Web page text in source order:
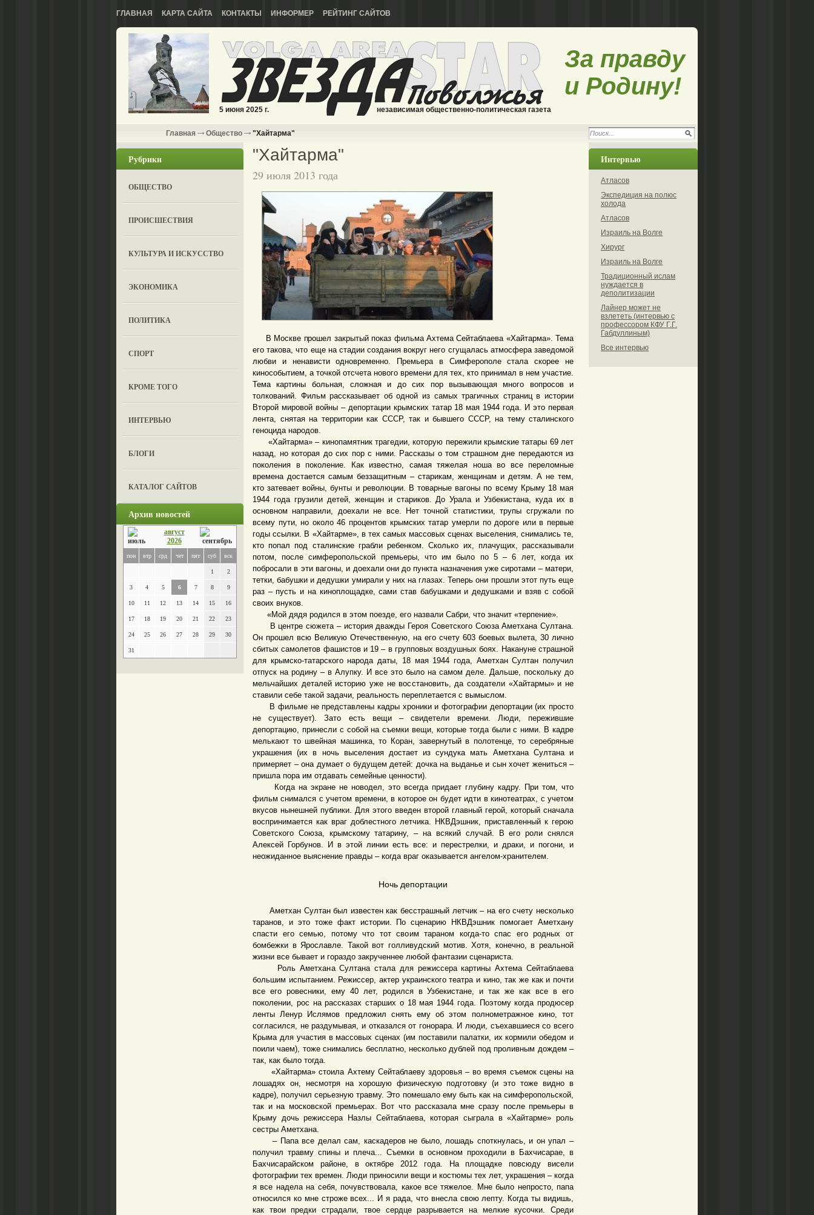
ГЛАВНАЯ КАРТА САЙТА КОНТАКТЫ ИНФОРМЕР РЕЙТИНГ САЙТОВ
5 июня 2025 г. независимая общественно-политическая газета
За правду
и Родину!
Главная Общество "Хайтарма"
Рубрики
ОБЩЕСТВО
ПРОИСШЕСТВИЯ
КУЛЬТУРА И ИСКУССТВО
ЭКОНОМИКА
ПОЛИТИКА
СПОРТ
КРОМЕ ТОГО
ИНТЕРВЬЮ
БЛОГИ
КАТАЛОГ САЙТОВ
Архив новостей
август
2026
пон втр срд чет пят суб вск
1 2
3 4 5 6 7 8 9
10 11 12 13 14 15 16
17 18 19 20 21 22 23
24 25 26 27 28 29 30
31
"Хайтарма"
29 июля 2013 года
В Москве прошел закрытый показ фильма Ахтема Сейтаблаева «Хайтарма». Тема
его такова, что еще на стадии создания вокруг него сгущалась атмосфера заведомой
любви и ненависти одновременно. Премьера в Симферополе стала скорее не
кинособытием, а точкой отсчета нового времени для тех, кто принимал в нем участие.
Тема картины больная, сложная и до сих пор вызывающая много вопросов и
толкований. Фильм рассказывает об одной из самых трагичных страниц в истории
Второй мировой войны – депортации крымских татар 18 мая 1944 года. И это первая
лента, снятая на территории как СССР, так и бывшего СССР, на тему сталинского
геноцида народов.
«Хайтарма» – кинопамятник трагедии, которую пережили крымские татары 69 лет
назад, но которая до сих пор с ними. Рассказы о том страшном дне передаются из
поколения в поколение. Как известно, самая тяжелая ноша во все переломные
времена достается самым беззащитным – старикам, женщинам и детям. А не тем,
кто затевает войны, бунты и революции. В товарные вагоны по всему Крыму 18 мая
1944 года грузили детей, женщин и стариков. До Урала и Узбекистана, куда их в
основном направили, доехали не все. Нет точной статистики, трупы сгружали по
всему пути, но около 46 процентов крымских татар умерли по дороге или в первые
годы ссылки. В «Хайтарме», в тех самых массовых сценах выселения, снимались те,
кто попал под сталинские грабли ребенком. Сколько их, плачущих, рассказывали
потом, после симферопольской премьеры, что им было по 5 – 6 лет, когда их
побросали в эти вагоны, и доехали они до пункта назначения уже сиротами – матери,
тетки, бабушки и дедушки умирали у них на глазах. Теперь они прошли этот путь еще
раз – пусть и на киноплощадке, сами став бабушками и дедушками и взяв с собой
своих внуков.
«Мой дядя родился в этом поезде, его назвали Сабри, что значит «терпение».
В центре сюжета – история дважды Героя Советского Союза Аметхана Султана.
Он прошел всю Великую Отечественную, на его счету 603 боевых вылета, 30 лично
сбитых самолетов фашистов и 19 – в групповых воздушных боях. Накануне страшной
для крымско-татарского народа даты, 18 мая 1944 года, Аметхан Султан получил
отпуск на родину – в Алупку. И все это было на самом деле. Дальше, поскольку до
мельчайших деталей историю уже не восстановить, да создатели «Хайтармы» и не
ставили себе такой задачи, реальность переплетается с вымыслом.
В фильме не представлены кадры хроники и фотографии депортации (их просто
не существует). Зато есть вещи – свидетели времени. Люди, пережившие
депортацию, принесли с собой на съемки вещи, которые тогда были с ними. В кадре
мелькают то швейная машинка, то Коран, завернутый в полотенце, то серебряные
украшения (их в ночь выселения достает из сундука мать Аметхана Султана и
примеряет – она думает о будущем детей: дочка на выданье и сын хочет жениться –
пришла пора им отдавать семейные ценности).
Когда на экране не новодел, это всегда придает глубину кадру. При том, что
фильм снимался с учетом времени, в которое он будет идти в кинотеатрах, с учетом
вкусов нынешней публики. Для этого введен второй главный герой, который сначала
воспринимается как враг доблестного летчика. НКВДэшник, приставленный к герою
Советского Союза, крымскому татарину, – на всякий случай. В его роли снялся
Алексей Горбунов. И в этой линии есть все: и перестрелки, и драки, и погони, и
неожиданное выяснение правды – когда враг оказывается ангелом-хранителем.
Ночь депортации
Аметхан Султан был известен как бесстрашный летчик – на его счету несколько
таранов, и это тоже факт истории. По сценарию НКВДэшник помогает Аметхану
спасти его семью, потому что тот своим тараном когда-то спас его родных от
бомбежки в Ярославле. Такой вот голливудский мотив. Хотя, конечно, в реальной
жизни все бывает и гораздо закрученнее любой фантазии сценариста.
Роль Аметхана Султана стала для режиссера картины Ахтема Сейтаблаева
большим испытанием. Режиссер, актер украинского театра и кино, так же как и почти
все его ровесники, ему 40 лет, родился в Узбекистане, и так же как все в его
поколении, рос на рассказах старших о 18 мая 1944 года. Поэтому когда продюсер
ленты Ленур Ислямов предложил снять ему об этом полнометражное кино, тот
согласился, не раздумывая, и отказался от гонорара. И люди, съехавшиеся со всего
Крыма для участия в массовых сценах (им поставили палатки, их кормили обедом и
поили чаем), тоже снимались бесплатно, несколько дублей под проливным дождем –
так, как было тогда.
«Хайтарма» стоила Ахтему Сейтаблаеву здоровья – во время съемок сцены на
лошадях он, несмотря на хорошую физическую подготовку (и это тоже видно в
кадре), получил серьезную травму. Это помешало ему быть как на симферопольской,
так и на московской премьерах. Вот что рассказала мне сразу после премьеры в
Крыму дочь режиссера Назлы Сейтаблаева, которая сыграла в «Хайтарме» роль
сестры Аметхана.
– Папа все делал сам, каскадеров не было, лошадь споткнулась, и он упал –
получил травму спины и плеча... Съемки в основном проходили в Бахчисарае, в
Бахчисарайском районе, в октябре 2012 года. На площадке повсюду висели
фотографии тех времен. Люди приносили вещи и костюмы тех лет, украшения – когда
я все надела на себя, почувствовала, какое все тяжелое. Мне было непросто, папа
относился ко мне строже всех... И я рада, что внесла свою лепту. Когда ты видишь,
как твои предки страдали, твое сердце разрывается на мелкие кусочки. Среди
Интервью
Атласов
Экспедиция на полюс
холода
Атласов
Израиль на Волге
Хирург
Израиль на Волге
Традиционный ислам
нуждается в
деполитизации
Лайнер может не
взлететь (интервью с
профессором КФУ Г.Г.
Габдуллиным)
Все интервью